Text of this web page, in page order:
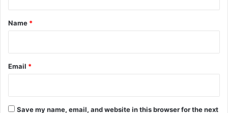
*
Name *
Email *
Save my name, email, and website in this browser for the next